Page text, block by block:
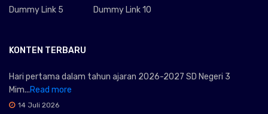
Dummy Link 5 Dummy Link 10
KONTEN TERBARU
Hari pertama dalam tahun ajaran 2026-2027 SD Negeri 3
Mim...Read more
14 Juli 2026